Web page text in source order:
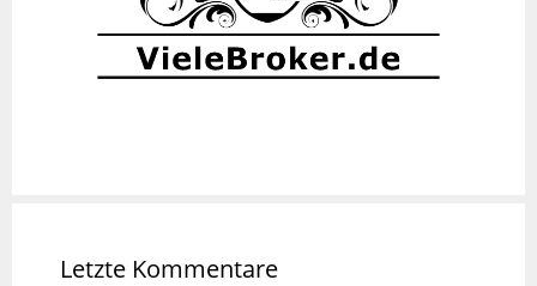
Letzte Kommentare